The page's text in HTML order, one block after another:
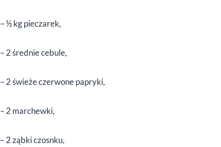
– ½ kg pieczarek,
– 2 średnie cebule,
– 2 świeże czerwone papryki,
– 2 marchewki,
– 2 ząbki czosnku,